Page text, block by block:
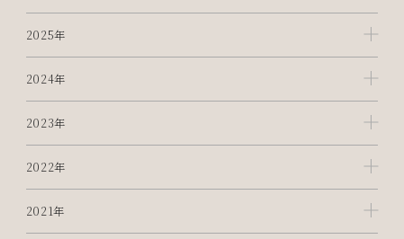
2025年
2024年
2023年
2022年
2021年